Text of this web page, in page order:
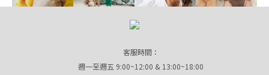
客服時間：
週一至週五 9:00~12:00 & 13:00~18:00